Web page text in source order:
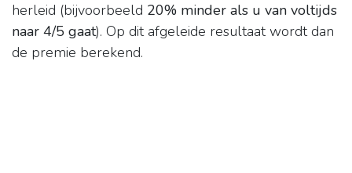
herleid (bijvoorbeeld 20% minder als u van voltijds
naar 4/5 gaat). Op dit afgeleide resultaat wordt dan
de premie berekend.